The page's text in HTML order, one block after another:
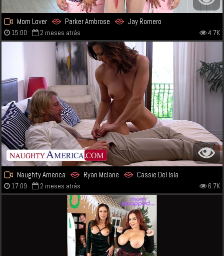
Mom Lover Parker Ambrose Jay Romero
15:00 2 meses atrás 4.7K
Naughty America Ryan Mclane Cassie Del Isla
17:09 2 meses atrás 6.7K